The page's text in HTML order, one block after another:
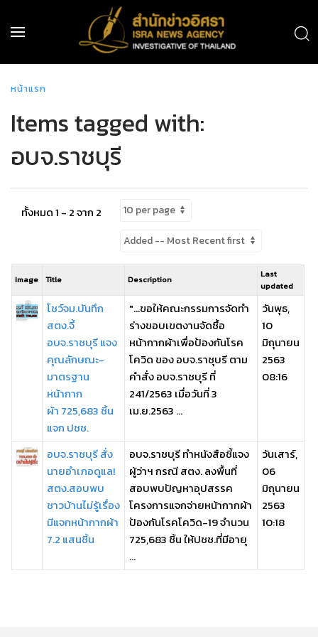
หน้าแรก
Items tagged with:
อบจ.ราชบุรี
ทั้งหมด 1 - 2 จาก 2
Image Title Description
Last
updated
โชว์จม.บันทึก
สตง.จี้
อบจ.ราชบุรี แจง
คุณลักษณะ-
มาตรฐาน
หน้ากาก
ผ้า 725,683 ชิ้น
แจก ปชช.
"...ขอให้คณะกรรมการจัดทำ
ร่างขอบเขตงานจัดซื้อ
หน้ากากผ้าเพื่อป้องกันโรค
โควิด ของ อบจ.ราชุบรี ตาม
คำสั่ง อบจ.ราชบุรี ที่
241/2563 เมื่อวันที่ 3
เม.ย.2563 ...
วันพุธ,
10
มิถุนายน
2563
08:16
อบจ.ราชบุรี สั่ง
นายอำเภอดูแล!
สตง.สอบพบ
ชาวบ้านไม่รู้เรื่อง
มีแจกหน้ากากผ้า
7.2 แสนชิ้น
อบจ.ราชบุรี ทำหนังสือชี้แจง
ผู้ว่าฯ กรณี สตง. ลงพื้นที่
สอบพบปัญหาอุปสรรค
โครงการแจกจ่ายหน้ากากผ้า
ป้องกันโรคโควิด-19 จำนวน
725,683 ชิ้น ให้ปชช.ที่มีอายุ
...
วันเสาร์,
06
มิถุนายน
2563
10:18